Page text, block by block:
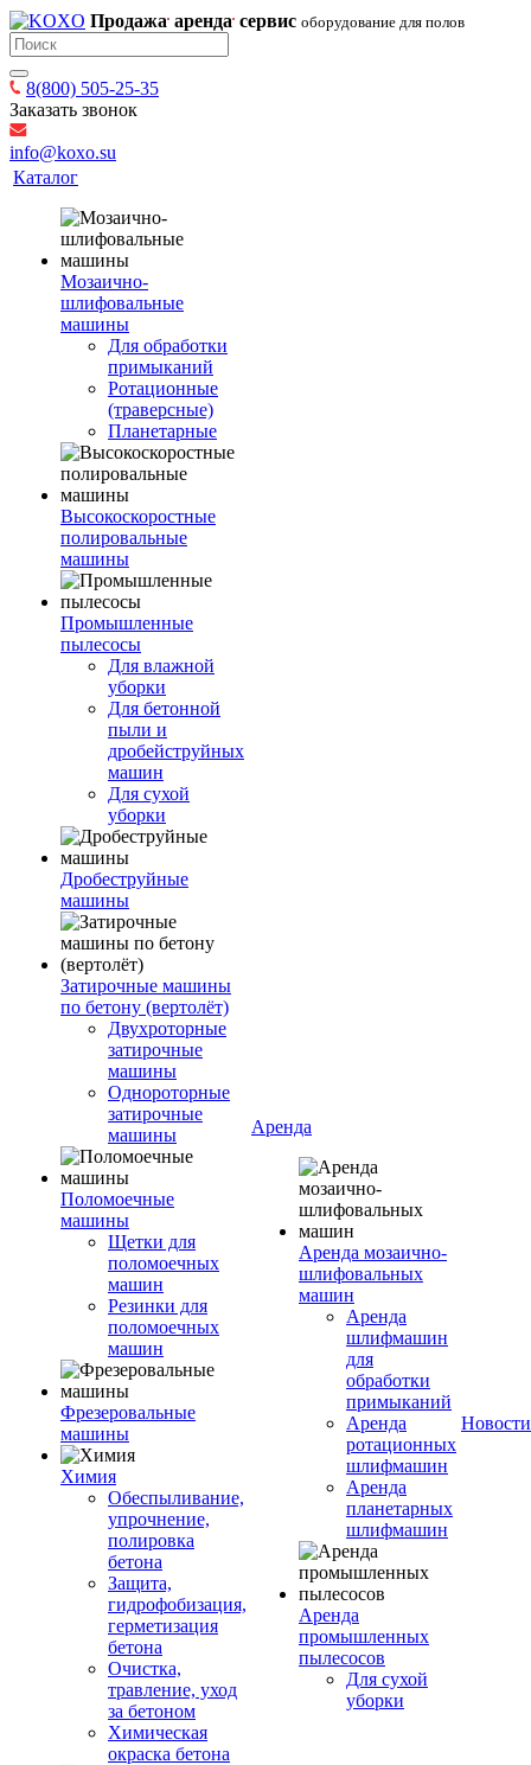
Продажа аренда сервис оборудование для полов
8(800) 505-25-35
Заказать звонок
info@koxo.su
Каталог
Мозаично-
шлифовальные
машины
Для обработки
примыканий
Ротационные
(траверсные)
Планетарные
Высокоскоростные
полировальные
машины
Промышленные
пылесосы
Для влажной
уборки
Для бетонной
пыли и
дробейструйных
машин
Для сухой
уборки
Дробеструйные
машины
Затирочные машины
по бетону (вертолёт)
Двухроторные
затирочные
машины
Однороторные
затирочные
машины
Поломоечные
машины
Щетки для
поломоечных
машин
Резинки для
поломоечных
машин
Фрезеровальные
машины
Химия
Обеспыливание,
упрочнение,
полировка
бетона
Защита,
гидрофобизация,
герметизация
бетона
Очистка,
травление, уход
за бетоном
Химическая
окраска бетона
Аренда
Аренда мозаично-
шлифовальных
машин
Аренда
шлифмашин
для
обработки
примыканий
Аренда
ротационных
шлифмашин
Аренда
планетарных
шлифмашин
Аренда
промышленных
пылесосов
Для сухой
уборки
Новости